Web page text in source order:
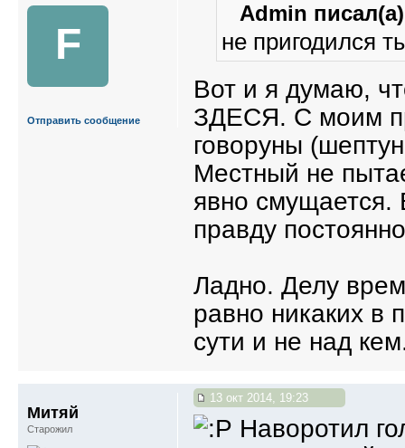
Admin
не пригодился
Вот и я думаю,
ЗДЕСЯ. С моим
говоруны
Местный не
явно смущается.
правду
Ладно. Делу
равно никаких в
сути и не над
F
Отправить сообщение
13 окт 2014, 19:23
Наворотил
Митяй
Старожил